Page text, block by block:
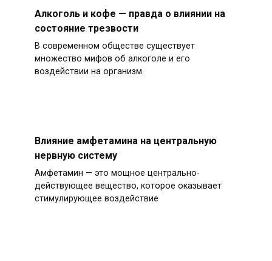
Алкоголь и кофе — правда о влиянии на
состояние трезвости
В современном обществе существует
множество мифов об алкоголе и его
воздействии на организм.
Влияние амфетамина на центральную
нервную систему
Амфетамин — это мощное центрально-
действующее вещество, которое оказывает
стимулирующее воздействие